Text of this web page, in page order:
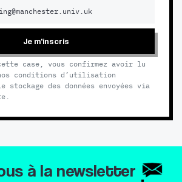
Je m'inscris
case, vous confirmez avoir lu
conditions d’utilisation
stockage des données envoyées via
à la newsletter